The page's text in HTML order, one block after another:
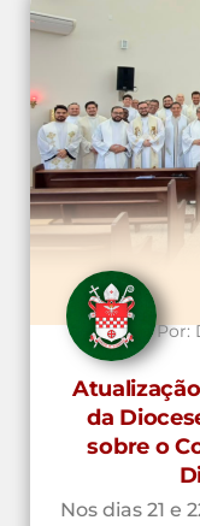
Por:
da
sobre o
Nos dias 21 e